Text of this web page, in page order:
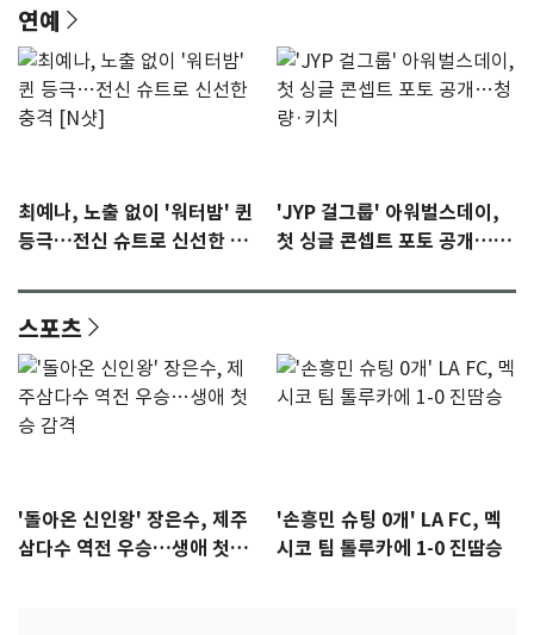
연예
최예나, 노출 없이 '워터밤' 퀸
등극…전신 슈트로 신선한 충
'JYP 걸그룹' 아워벌스데이,
첫 싱글 콘셉트 포토 공개…청
스포츠
'돌아온 신인왕' 장은수, 제주
삼다수 역전 우승…생애 첫승
'손흥민 슈팅 0개' LA FC, 멕
시코 팀 톨루카에 1-0 진땀승